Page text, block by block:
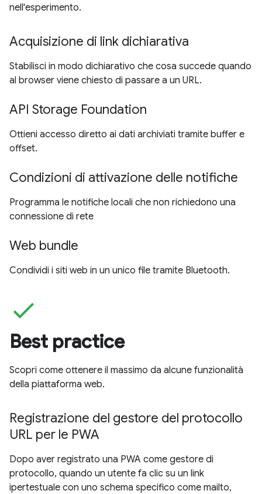
nell'esperimento.
Acquisizione di link dichiarativa
Stabilisci in modo dichiarativo che cosa succede quando
al browser viene chiesto di passare a un URL.
API Storage Foundation
Ottieni accesso diretto ai dati archiviati tramite buffer e
offset.
Condizioni di attivazione delle notifiche
Programma le notifiche locali che non richiedono una
connessione di rete
Web bundle
Condividi i siti web in un unico file tramite Bluetooth.
check
Best practice
Scopri come ottenere il massimo da alcune funzionalità
della piattaforma web.
Registrazione del gestore del protocollo
URL per le PWA
Dopo aver registrato una PWA come gestore di
protocollo, quando un utente fa clic su un link
ipertestuale con uno schema specifico come mailto,